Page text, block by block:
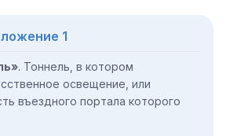
1
. Тоннель, в котором
освещение, или
въездного портала которого